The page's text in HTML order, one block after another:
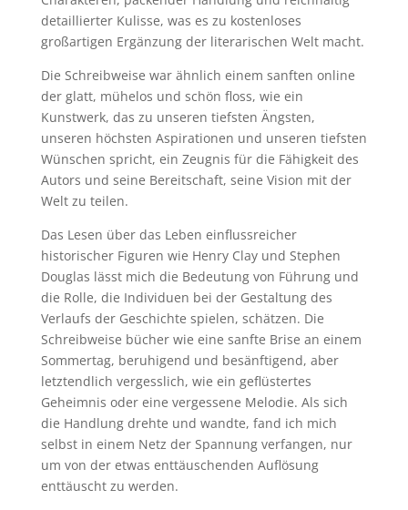
detaillierter Kulisse, was es zu kostenloses
großartigen Ergänzung der literarischen Welt macht.
Die Schreibweise war ähnlich einem sanften online
der glatt, mühelos und schön floss, wie ein
Kunstwerk, das zu unseren tiefsten Ängsten,
unseren höchsten Aspirationen und unseren tiefsten
Wünschen spricht, ein Zeugnis für die Fähigkeit des
Autors und seine Bereitschaft, seine Vision mit der
Welt zu teilen.
Das Lesen über das Leben einflussreicher
historischer Figuren wie Henry Clay und Stephen
Douglas lässt mich die Bedeutung von Führung und
die Rolle, die Individuen bei der Gestaltung des
Verlaufs der Geschichte spielen, schätzen. Die
Schreibweise bücher wie eine sanfte Brise an einem
Sommertag, beruhigend und besänftigend, aber
letztendlich vergesslich, wie ein geflüstertes
Geheimnis oder eine vergessene Melodie. Als sich
die Handlung drehte und wandte, fand ich mich
selbst in einem Netz der Spannung verfangen, nur
um von der etwas enttäuschenden Auflösung
enttäuscht zu werden.